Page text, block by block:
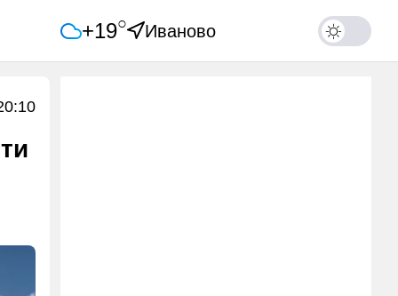
+19○ Иваново